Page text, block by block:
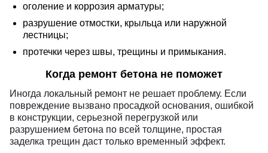
оголение и коррозия арматуры;
разрушение отмостки, крыльца или наружной
лестницы;
протечки через швы, трещины и примыкания.
Когда ремонт бетона не поможет
Иногда локальный ремонт не решает проблему. Если
повреждение вызвано просадкой основания, ошибкой
в конструкции, серьезной перегрузкой или
разрушением бетона по всей толщине, простая
заделка трещин даст только временный эффект.